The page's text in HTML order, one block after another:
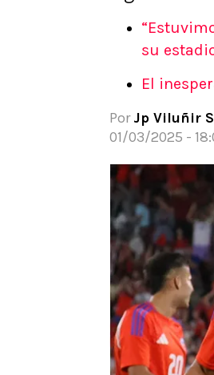
Apuesta del día
su
El
Por Jp Viluñir
01/03/2025 -